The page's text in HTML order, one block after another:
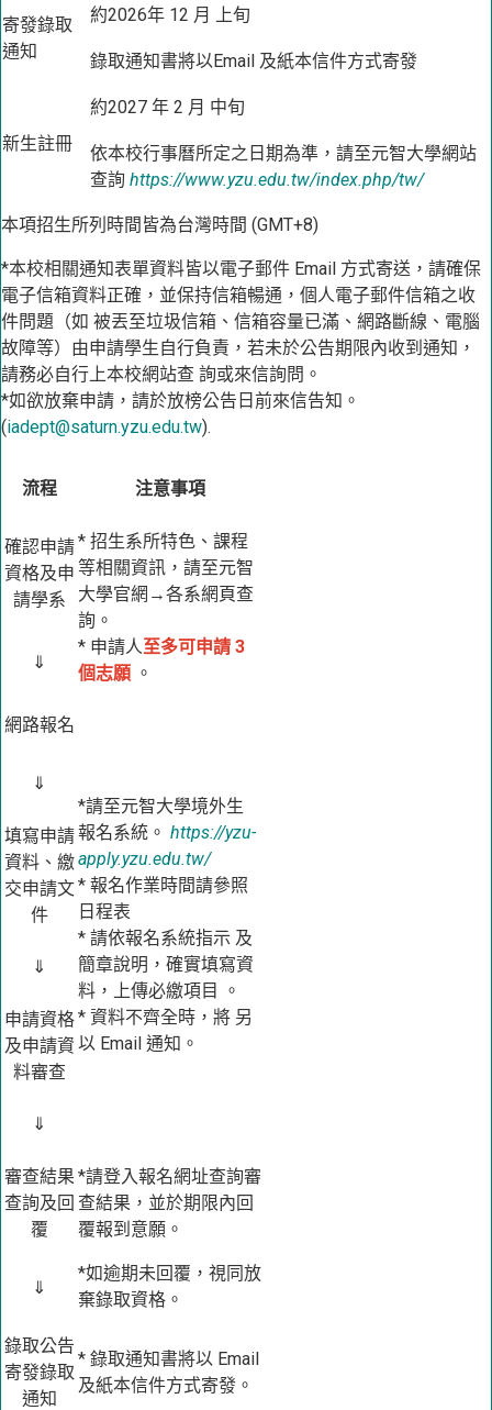
寄發錄取
通知
約2026年 12 月 上旬
錄取通知書將以Email 及紙本信件方式寄發
新生註冊
約2027 年 2 月 中旬
依本校行事曆所定之日期為準，請至元智大學網站
查詢 https://www.yzu.edu.tw/index.php/tw/
本項招生所列時間皆為台灣時間 (GMT+8)
*本校相關通知表單資料皆以電子郵件 Email 方式寄送，請確保
電子信箱資料正確，並保持信箱暢通，個人電子郵件信箱之收
件問題（如 被丟至垃圾信箱、信箱容量已滿、網路斷線、電腦
故障等）由申請學生自行負責，若未於公告期限內收到通知，
請務必自行上本校網站查 詢或來信詢問。
*如欲放棄申請，請於放榜公告日前來信告知。
(iadept@saturn.yzu.edu.tw).
流程 注意事項
確認申請
資格及申
請學系
* 招生系所特色、課程
等相關資訊，請至元智
大學官網→各系網頁查
詢。
* 申請人至多可申請 3
個志願 。
⇓
網路報名
*請至元智大學境外生
報名系統。 https://yzu-
apply.yzu.edu.tw/
* 報名作業時間請參照
日程表
* 請依報名系統指示 及
簡章說明，確實填寫資
料，上傳必繳項目 。
* 資料不齊全時，將 另
以 Email 通知。
⇓
填寫申請
資料、繳
交申請文
件
⇓
申請資格
及申請資
料審查
⇓
審查結果
查詢及回
覆
*請登入報名網址查詢審
查結果，並於期限內回
覆報到意願。
*如逾期未回覆，視同放
棄錄取資格。
⇓
錄取公告
寄發錄取
通知
* 錄取通知書將以 Email
及紙本信件方式寄發。